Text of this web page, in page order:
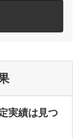
実績は見つ